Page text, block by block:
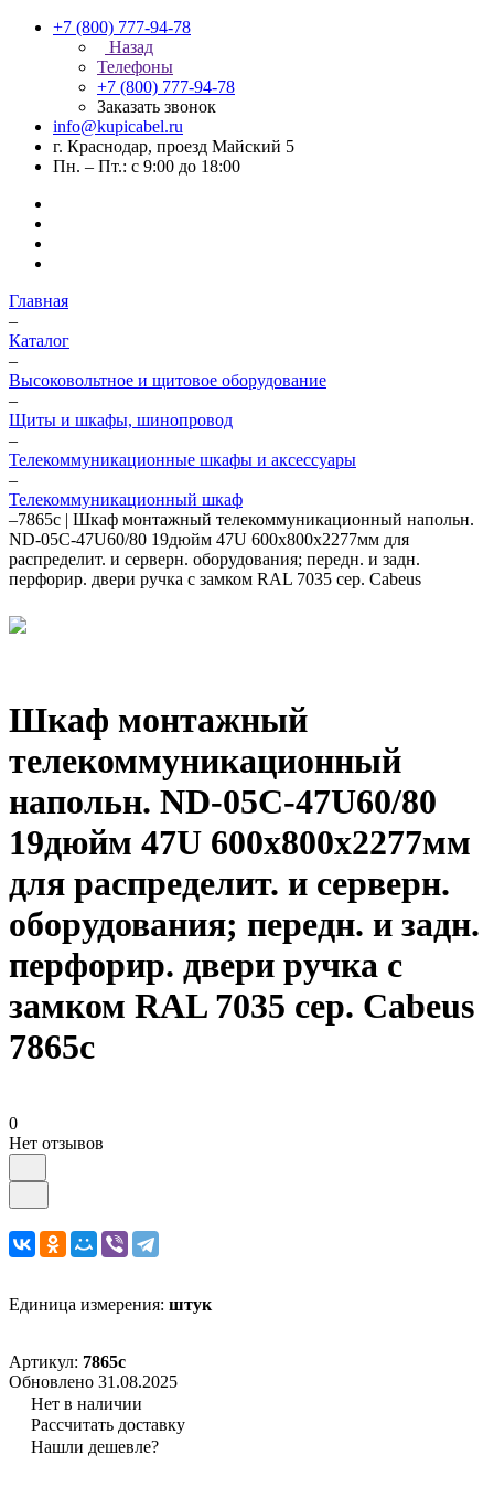
+7 (800) 777-94-78
Назад
Телефоны
+7 (800) 777-94-78
Заказать звонок
info@kupicabel.ru
г. Краснодар, проезд Майский 5
Пн. – Пт.: с 9:00 до 18:00
Главная
–
Каталог
–
Высоковольтное и щитовое оборудование
–
Щиты и шкафы, шинопровод
–
Телекоммуникационные шкафы и аксессуары
–
Телекоммуникационный шкаф
–7865c | Шкаф монтажный телекоммуникационный напольн.
ND-05C-47U60/80 19дюйм 47U 600х800х2277мм для
распределит. и серверн. оборудования; передн. и задн.
перфорир. двери ручка с замком RAL 7035 сер. Cabeus
Шкаф монтажный
телекоммуникационный
напольн. ND-05C-47U60/80
19дюйм 47U 600х800х2277мм
для распределит. и серверн.
оборудования; передн. и задн.
перфорир. двери ручка с
замком RAL 7035 сер. Cabeus
7865c
0
Нет отзывов
Единица измерения: штук
Артикул: 7865c
Обновлено 31.08.2025
Нет в наличии
Рассчитать доставку
Нашли дешевле?